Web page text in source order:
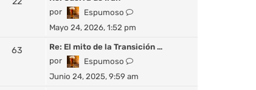
m
e
s
a
j
i
m
m
e
por
Espumoso
V
ú
l
i
Mayo 24, 2026, 1:52 pm
63
Re: El mito de la Transición …
por
Espumoso
V
Junio 24, 2025, 9:59 am